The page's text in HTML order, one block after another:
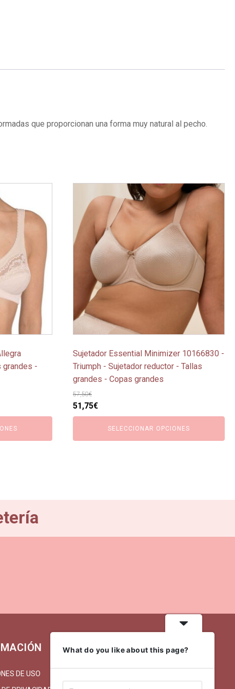
que proporcionan una forma muy natural al pecho.
grandes -
Sujetador Essential Minimizer 10166830 -
Triumph - Sujetador reductor - Tallas
grandes - Copas grandes
57,50€
El
precio
era:
51,75€El
precio
actual
es:
SELECCIONAR OPCIONES
producto
tiene
múltiples
variantes.
opciones
pueden
elegir
en
de
producto
DE USO
MI CUENTA
What do you like about this page?